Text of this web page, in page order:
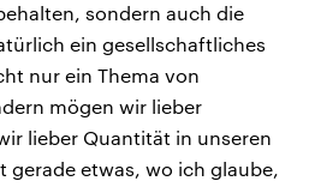
sondern auch die
ein gesellschaftliches
nur ein Thema von
mögen wir lieber
lieber Quantität in unseren
gerade etwas, wo ich glaube,